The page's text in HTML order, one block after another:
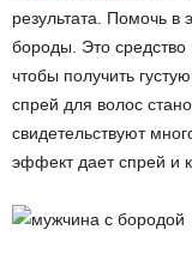
результата. Помочь в
бороды. Это средство
чтобы получить
спрей для волос
свидетельствуют
эффект дает спрей и